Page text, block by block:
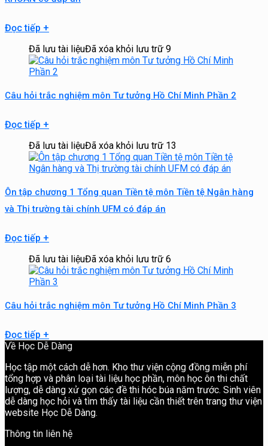
Đọc tiếp +
Đã lưu tài liệuĐã xóa khỏi lưu trữ 9
Câu hỏi trắc nghiệm môn Tư tưởng Hồ Chí Minh Phần 2
Đọc tiếp +
Đã lưu tài liệuĐã xóa khỏi lưu trữ 13
Ôn tập chương 1 Tổng quan Tiền tệ môn Tiền tệ Ngân hàng
và Thị trường tài chính UFM có đáp án
Đọc tiếp +
Đã lưu tài liệuĐã xóa khỏi lưu trữ 6
Câu hỏi trắc nghiệm môn Tư tưởng Hồ Chí Minh Phần 3
Đọc tiếp +
Về Học Dễ Dàng
Học tập một cách dễ hơn. Kho thư viện cộng đồng miễn phí
tổng hợp và phân loại tài liệu học phần, môn học ôn thi chất
lượng, dễ dàng xử gọn các đề thi hóc búa năm trước. Sinh viên
dễ dàng học hỏi và tìm thấy tài liệu cần thiết trên trang thư viện
website Học Dễ Dàng.
Thông tin liên hệ